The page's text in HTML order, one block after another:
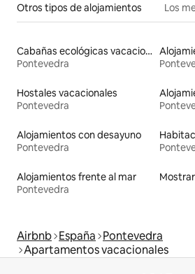
Otros tipos de alojamientos Los
Cabañas ecológicas vacacionales
Pontevedra
Hostales vacacionales
Pontevedra
Alojamientos con desayuno
Pontevedra
Alojamientos frente al mar
Pontevedra
Airbnb España Pontevedra
Apartamentos vacacionales